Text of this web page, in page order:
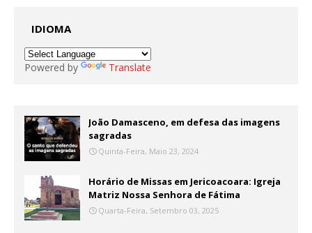
IDIOMA
Powered by Translate
João Damasceno, em defesa das imagens
sagradas
Quinta-Feira, Maio 23, 2024
Horário de Missas em Jericoacoara: Igreja
Matriz Nossa Senhora de Fátima
Quarta-Feira, Setembro 03, 2025